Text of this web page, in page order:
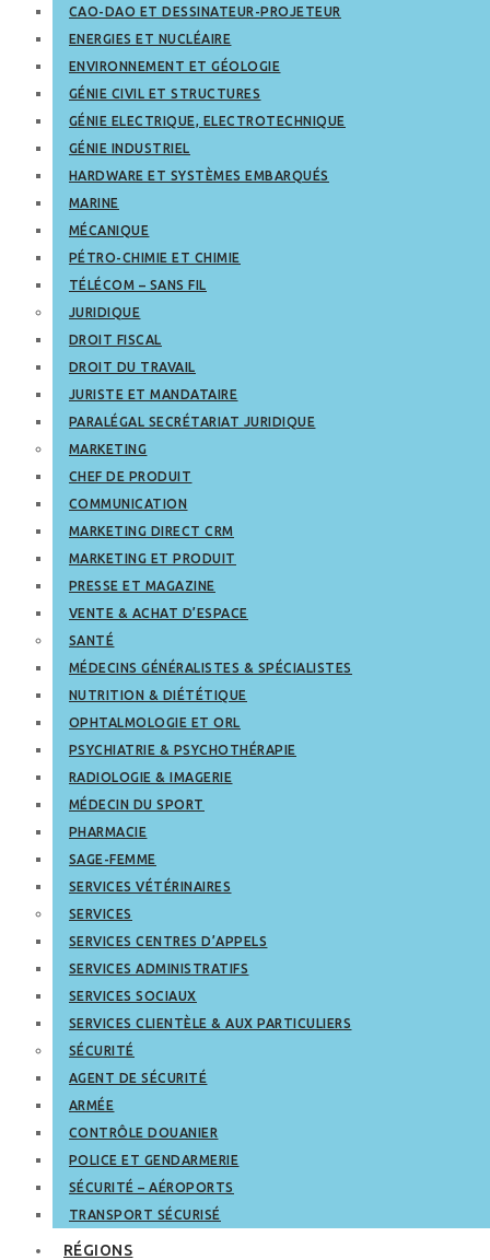
CAO-DAO ET DESSINATEUR-PROJETEUR
ENERGIES ET NUCLÉAIRE
ENVIRONNEMENT ET GÉOLOGIE
GÉNIE CIVIL ET STRUCTURES
GÉNIE ELECTRIQUE, ELECTROTECHNIQUE
GÉNIE INDUSTRIEL
HARDWARE ET SYSTÈMES EMBARQUÉS
MARINE
MÉCANIQUE
PÉTRO-CHIMIE ET CHIMIE
TÉLÉCOM – SANS FIL
JURIDIQUE
DROIT FISCAL
DROIT DU TRAVAIL
JURISTE ET MANDATAIRE
PARALÉGAL SECRÉTARIAT JURIDIQUE
MARKETING
CHEF DE PRODUIT
COMMUNICATION
MARKETING DIRECT CRM
MARKETING ET PRODUIT
PRESSE ET MAGAZINE
VENTE & ACHAT D’ESPACE
SANTÉ
MÉDECINS GÉNÉRALISTES & SPÉCIALISTES
NUTRITION & DIÉTÉTIQUE
OPHTALMOLOGIE ET ORL
PSYCHIATRIE & PSYCHOTHÉRAPIE
RADIOLOGIE & IMAGERIE
MÉDECIN DU SPORT
PHARMACIE
SAGE-FEMME
SERVICES VÉTÉRINAIRES
SERVICES
SERVICES CENTRES D’APPELS
SERVICES ADMINISTRATIFS
SERVICES SOCIAUX
SERVICES CLIENTÈLE & AUX PARTICULIERS
SÉCURITÉ
AGENT DE SÉCURITÉ
ARMÉE
CONTRÔLE DOUANIER
POLICE ET GENDARMERIE
SÉCURITÉ – AÉROPORTS
TRANSPORT SÉCURISÉ
RÉGIONS